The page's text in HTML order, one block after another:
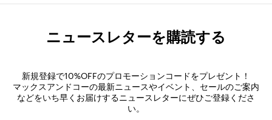
ニュースレターを購読する
新規登録で10%OFFのプロモーションコードをプレゼント！
マックスアンドコーの最新ニュースやイベント、セールのご案内
などをいち早くお届けするニュースレターにぜひご登録くださ
い。